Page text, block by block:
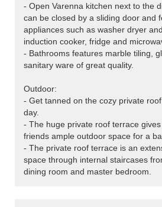
- Open Varenna kitchen next to the
can be closed by a sliding door and
appliances such as washer dryer
induction cooker, fridge and
- Bathrooms features marble tiling,
sanitary ware of great quality.
Outdoor:
- Get tanned on the cozy private
day.
- The huge private roof terrace
friends ample outdoor space for a
- The private roof terrace is an
space through internal staircases
dining room and master bedroom.